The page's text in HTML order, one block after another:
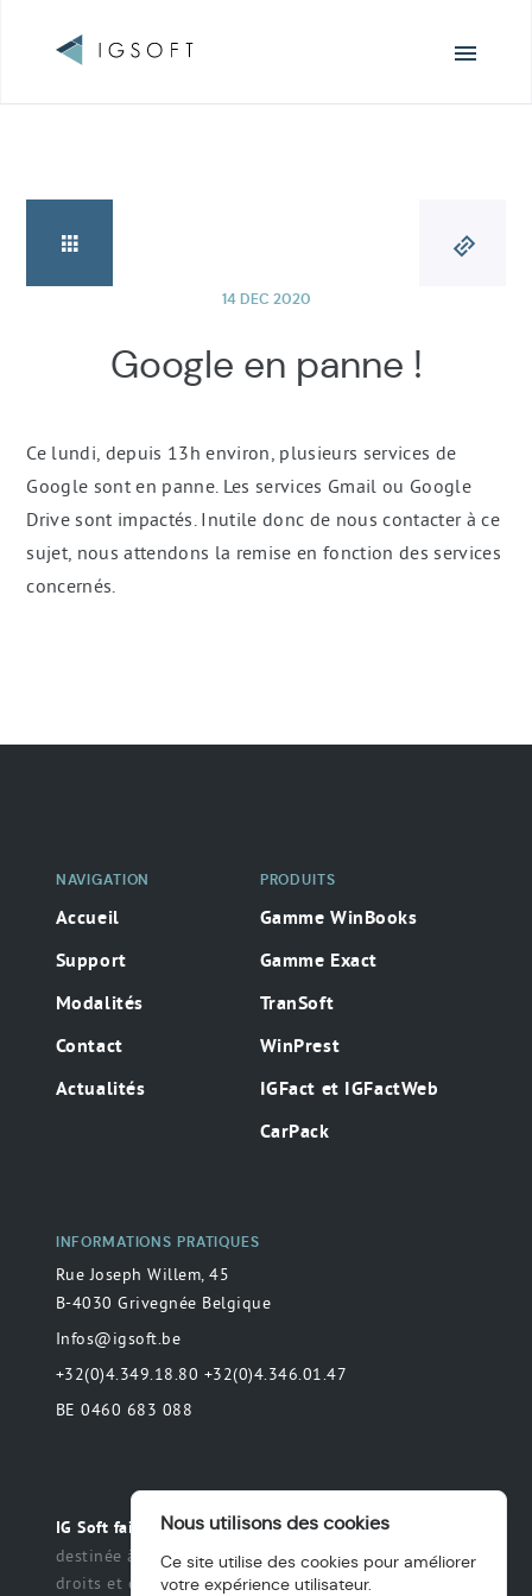
Google en panne !
14 DEC 2020
Ce lundi, depuis 13h environ, plusieurs services de
Google sont en panne. Les services Gmail ou Google
Drive sont impactés. Inutile donc de nous contacter à ce
sujet, nous attendons la remise en fonction des services
concernés.
Navigation
Navigation
NAVIGATION
Accueil
Support
Modalités
Contact
Actualités
PRODUITS
Gamme WinBooks
Gamme Exact
TranSoft
WinPrest
IGFact et IGFactWeb
CarPack
INFORMATIONS PRATIQUES
Rue Joseph Willem, 45
B-4030 Grivegnée Belgique
Infos@igsoft.be
+32(0)4.349.18.80 +32(0)4.346.01.47
BE 0460 683 088
IG Soft fait partie du groupe MAS. Toute déclaration
destinée à préciser ou de délimiter le champ des
droits et des obligations qui peuvent être exercés et
Nous utilisons des cookies
Ce site utilise des cookies pour améliorer
votre expérience utilisateur.